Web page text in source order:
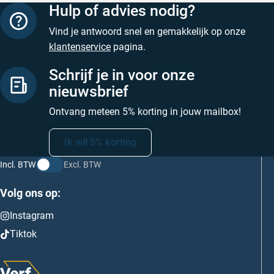
Hulp of advies nodig?
Vind je antwoord snel en gemakkelijk op onze
klantenservice pagina.
Schrijf je in voor onze
nieuwsbrief
Ontvang meteen 5% korting in jouw mailbox!
Ik wil 5% korting
Incl. BTW Excl. BTW
Volg ons op:
Instagram
Tiktok